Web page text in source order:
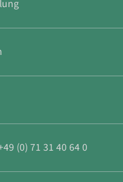
(0) 71 31 40 64 0